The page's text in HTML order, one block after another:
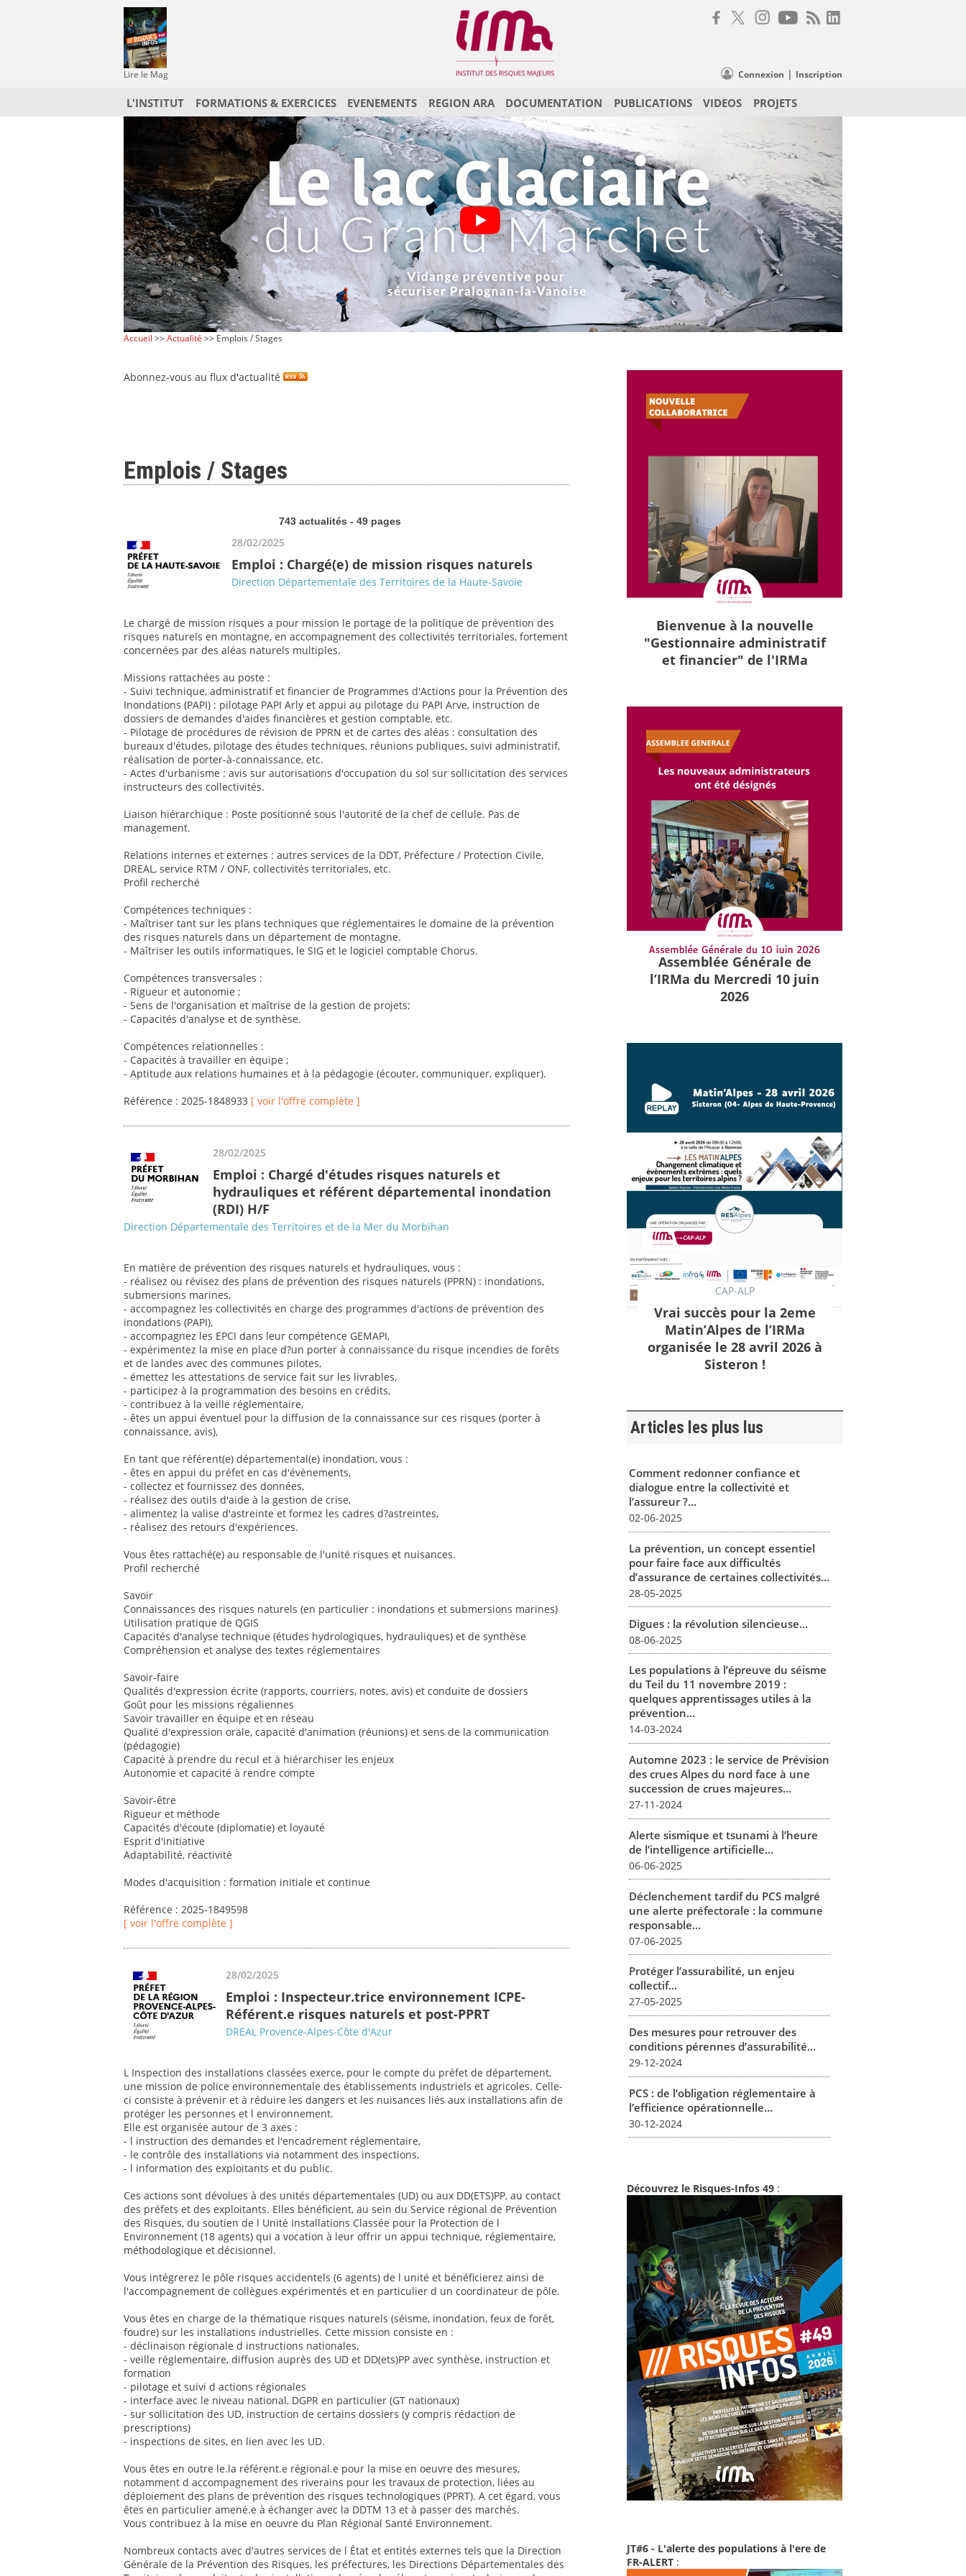
Lire le Mag Connexion | Inscription
L'INSTITUT FORMATIONS & EXERCICES EVENEMENTS REGION ARA DOCUMENTATION PUBLICATIONS VIDEOS PROJETS
Accueil >>Actualité >> Emplois / Stages
Abonnez-vous au flux d'actualité
Emplois / Stages
743 actualités - 49 pages
28/02/2025
Emploi : Chargé(e) de mission risques naturels
Direction Départementale des Territoires de la Haute-Savoie
Le chargé de mission risques a pour mission le portage de la politique de prévention des
risques naturels en montagne, en accompagnement des collectivités territoriales, fortement
concernées par des aléas naturels multiples.
Missions rattachées au poste :
- Suivi technique, administratif et financier de Programmes d'Actions pour la Prévention des
Inondations (PAPI) : pilotage PAPI Arly et appui au pilotage du PAPI Arve, instruction de
dossiers de demandes d'aides financières et gestion comptable, etc.
- Pilotage de procédures de révision de PPRN et de cartes des aléas : consultation des
bureaux d'études, pilotage des études techniques, réunions publiques, suivi administratif,
réalisation de porter-à-connaissance, etc.
- Actes d'urbanisme : avis sur autorisations d'occupation du sol sur sollicitation des services
instructeurs des collectivités.
Liaison hiérarchique : Poste positionné sous l'autorité de la chef de cellule. Pas de
management.
Relations internes et externes : autres services de la DDT, Préfecture / Protection Civile,
DREAL, service RTM / ONF, collectivités territoriales, etc.
Profil recherché
Compétences techniques :
- Maîtriser tant sur les plans techniques que réglementaires le domaine de la prévention
des risques naturels dans un département de montagne.
- Maîtriser les outils informatiques, le SIG et le logiciel comptable Chorus.
Compétences transversales :
- Rigueur et autonomie ;
- Sens de l'organisation et maîtrise de la gestion de projets;
- Capacités d'analyse et de synthèse.
Compétences relationnelles :
- Capacités à travailler en équipe ;
- Aptitude aux relations humaines et à la pédagogie (écouter, communiquer, expliquer).
Référence : 2025-1848933 [ voir l'offre complète ]
28/02/2025
Emploi : Chargé d'études risques naturels et
hydrauliques et référent départemental inondation
(RDI) H/F
Direction Départementale des Territoires et de la Mer du Morbihan
En matière de prévention des risques naturels et hydrauliques, vous :
- réalisez ou révisez des plans de prévention des risques naturels (PPRN) : inondations,
submersions marines,
- accompagnez les collectivités en charge des programmes d'actions de prévention des
inondations (PAPI),
- accompagnez les EPCI dans leur compétence GEMAPI,
- expérimentez la mise en place d?un porter à connaissance du risque incendies de forêts
et de landes avec des communes pilotes,
- émettez les attestations de service fait sur les livrables,
- participez à la programmation des besoins en crédits,
- contribuez à la veille réglementaire,
- êtes un appui éventuel pour la diffusion de la connaissance sur ces risques (porter à
connaissance, avis),
En tant que référent(e) départemental(e) inondation, vous :
- êtes en appui du préfet en cas d'évènements,
- collectez et fournissez des données,
- réalisez des outils d'aide à la gestion de crise,
- alimentez la valise d'astreinte et formez les cadres d?astreintes,
- réalisez des retours d'expériences.
Vous êtes rattaché(e) au responsable de l'unité risques et nuisances.
Profil recherché
Savoir
Connaissances des risques naturels (en particulier : inondations et submersions marines)
Utilisation pratique de QGIS
Capacités d'analyse technique (études hydrologiques, hydrauliques) et de synthèse
Compréhension et analyse des textes réglementaires
Savoir-faire
Qualités d'expression écrite (rapports, courriers, notes, avis) et conduite de dossiers
Goût pour les missions régaliennes
Savoir travailler en équipe et en réseau
Qualité d'expression orale, capacité d'animation (réunions) et sens de la communication
(pédagogie)
Capacité à prendre du recul et à hiérarchiser les enjeux
Autonomie et capacité à rendre compte
Savoir-être
Rigueur et méthode
Capacités d'écoute (diplomatie) et loyauté
Esprit d'initiative
Adaptabilité, réactivité
Modes d'acquisition : formation initiale et continue
Référence : 2025-1849598
[ voir l'offre complète ]
28/02/2025
Emploi : Inspecteur.trice environnement ICPE-
Référent.e risques naturels et post-PPRT
DREAL Provence-Alpes-Côte d'Azur
L Inspection des installations classées exerce, pour le compte du préfet de département,
une mission de police environnementale des établissements industriels et agricoles. Celle-
ci consiste à prévenir et à réduire les dangers et les nuisances liés aux installations afin de
protéger les personnes et l environnement.
Elle est organisée autour de 3 axes :
- l instruction des demandes et l'encadrement réglementaire,
- le contrôle des installations via notamment des inspections,
- l information des exploitants et du public.
Ces actions sont dévolues à des unités départementales (UD) ou aux DD(ETS)PP, au contact
des préfets et des exploitants. Elles bénéficient, au sein du Service régional de Prévention
des Risques, du soutien de l Unité Installations Classée pour la Protection de l
Environnement (18 agents) qui a vocation à leur offrir un appui technique, réglementaire,
méthodologique et décisionnel.
Vous intégrerez le pôle risques accidentels (6 agents) de l unité et bénéficierez ainsi de
l'accompagnement de collègues expérimentés et en particulier d un coordinateur de pôle.
Vous êtes en charge de la thématique risques naturels (séisme, inondation, feux de forêt,
foudre) sur les installations industrielles. Cette mission consiste en :
- déclinaison régionale d instructions nationales,
- veille réglementaire, diffusion auprès des UD et DD(ets)PP avec synthèse, instruction et
formation
- pilotage et suivi d actions régionales
- interface avec le niveau national, DGPR en particulier (GT nationaux)
- sur sollicitation des UD, instruction de certains dossiers (y compris rédaction de
prescriptions)
- inspections de sites, en lien avec les UD.
Vous êtes en outre le.la référent.e régional.e pour la mise en oeuvre des mesures,
notamment d accompagnement des riverains pour les travaux de protection, liées au
déploiement des plans de prévention des risques technologiques (PPRT). A cet égard, vous
êtes en particulier amené.e à échanger avec la DDTM 13 et à passer des marchés.
Vous contribuez à la mise en oeuvre du Plan Régional Santé Environnement.
Nombreux contacts avec d'autres services de l État et entités externes tels que la Direction
Générale de la Prévention des Risques, les préfectures, les Directions Départementales des
Bienvenue à la nouvelle
"Gestionnaire administratif
et financier" de l'IRMa
Assemblée Générale de
l’IRMa du Mercredi 10 juin
2026
CAP-ALP
Vrai succès pour la 2eme
Matin’Alpes de l’IRMa
organisée le 28 avril 2026 à
Sisteron !
Articles les plus lus
Comment redonner confiance et
dialogue entre la collectivité et
l’assureur ?...
02-06-2025
La prévention, un concept essentiel
pour faire face aux difficultés
d’assurance de certaines collectivités...
28-05-2025
Digues : la révolution silencieuse...
08-06-2025
Les populations à l’épreuve du séisme
du Teil du 11 novembre 2019 :
quelques apprentissages utiles à la
prévention...
14-03-2024
Automne 2023 : le service de Prévision
des crues Alpes du nord face à une
succession de crues majeures...
27-11-2024
Alerte sismique et tsunami à l’heure
de l’intelligence artificielle...
06-06-2025
Déclenchement tardif du PCS malgré
une alerte préfectorale : la commune
responsable...
07-06-2025
Protéger l’assurabilité, un enjeu
collectif...
27-05-2025
Des mesures pour retrouver des
conditions pérennes d’assurabilité...
29-12-2024
PCS : de l’obligation réglementaire à
l’efficience opérationnelle...
30-12-2024
Découvrez le Risques-Infos 49 :
JT#6 - L'alerte des populations à l'ere de
FR-ALERT :